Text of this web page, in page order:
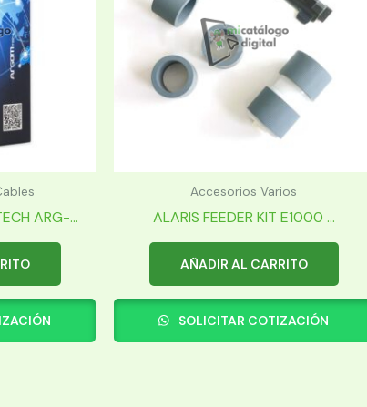
ARG-...
Accesorios Varios
ALARIS FEEDER KIT E1000 ...
AÑADIR AL CARRITO
SOLICITAR COTIZACIÓN